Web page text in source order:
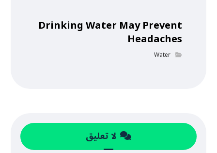
Drinking Water May Prevent
Headaches
Water
لا تعليق